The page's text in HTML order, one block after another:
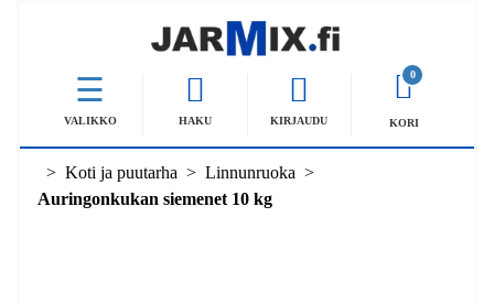
VALIKKO HAKU KIRJAUDU
0
KORI
Koti ja puutarha
Linnunruoka
Auringonkukan siemenet 10 kg